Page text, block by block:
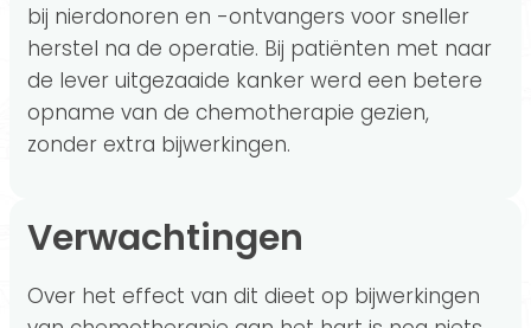
bij nierdonoren en -ontvangers voor sneller
herstel na de operatie. Bij patiënten met naar
de lever uitgezaaide kanker werd een betere
opname van de chemotherapie gezien,
zonder extra bijwerkingen.
Verwachtingen
Over het effect van dit dieet op bijwerkingen